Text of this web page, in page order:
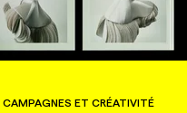
CAMPAGNES ET CRÉATIVITÉ